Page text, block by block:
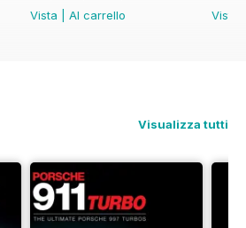
Vista
Al carrello
Vista
Visualizza tutti